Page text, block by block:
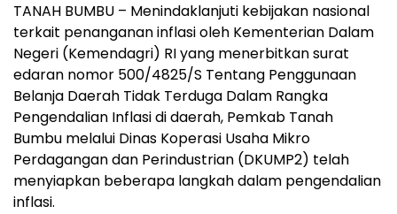
TANAH BUMBU – Menindaklanjuti kebijakan nasional
terkait penanganan inflasi oleh Kementerian Dalam
Negeri (Kemendagri) RI yang menerbitkan surat
edaran nomor 500/4825/S Tentang Penggunaan
Belanja Daerah Tidak Terduga Dalam Rangka
Pengendalian Inflasi di daerah, Pemkab Tanah
Bumbu melalui Dinas Koperasi Usaha Mikro
Perdagangan dan Perindustrian (DKUMP2) telah
menyiapkan beberapa langkah dalam pengendalian
inflasi.